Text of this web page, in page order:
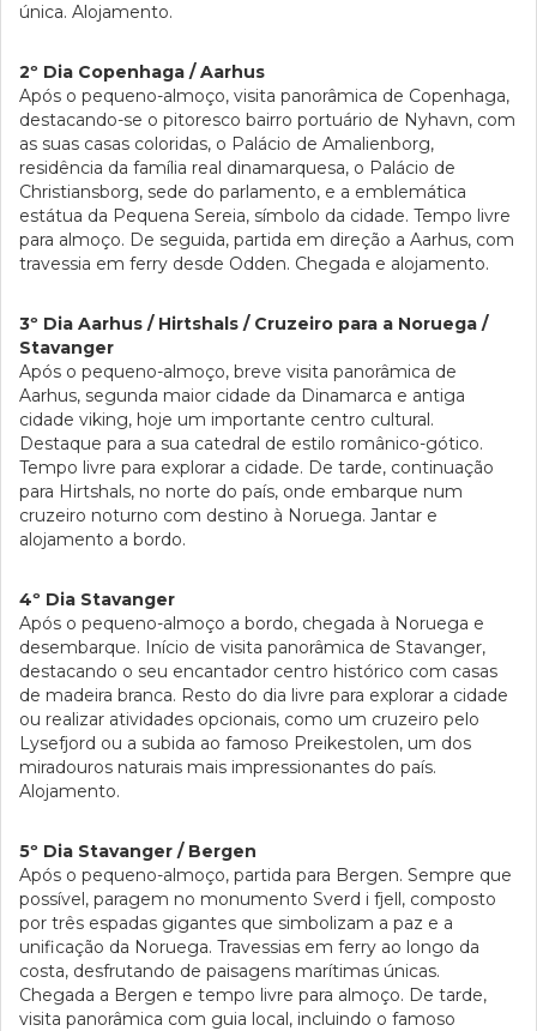
única. Alojamento.
2º Dia Copenhaga / Aarhus
Após o pequeno-almoço, visita panorâmica de Copenhaga,
destacando-se o pitoresco bairro portuário de Nyhavn, com
as suas casas coloridas, o Palácio de Amalienborg,
residência da família real dinamarquesa, o Palácio de
Christiansborg, sede do parlamento, e a emblemática
estátua da Pequena Sereia, símbolo da cidade. Tempo livre
para almoço. De seguida, partida em direção a Aarhus, com
travessia em ferry desde Odden. Chegada e alojamento.
3º Dia Aarhus / Hirtshals / Cruzeiro para a Noruega /
Stavanger
Após o pequeno-almoço, breve visita panorâmica de
Aarhus, segunda maior cidade da Dinamarca e antiga
cidade viking, hoje um importante centro cultural.
Destaque para a sua catedral de estilo românico-gótico.
Tempo livre para explorar a cidade. De tarde, continuação
para Hirtshals, no norte do país, onde embarque num
cruzeiro noturno com destino à Noruega. Jantar e
alojamento a bordo.
4º Dia Stavanger
Após o pequeno-almoço a bordo, chegada à Noruega e
desembarque. Início de visita panorâmica de Stavanger,
destacando o seu encantador centro histórico com casas
de madeira branca. Resto do dia livre para explorar a cidade
ou realizar atividades opcionais, como um cruzeiro pelo
Lysefjord ou a subida ao famoso Preikestolen, um dos
miradouros naturais mais impressionantes do país.
Alojamento.
5º Dia Stavanger / Bergen
Após o pequeno-almoço, partida para Bergen. Sempre que
possível, paragem no monumento Sverd i fjell, composto
por três espadas gigantes que simbolizam a paz e a
unificação da Noruega. Travessias em ferry ao longo da
costa, desfrutando de paisagens marítimas únicas.
Chegada a Bergen e tempo livre para almoço. De tarde,
visita panorâmica com guia local, incluindo o famoso